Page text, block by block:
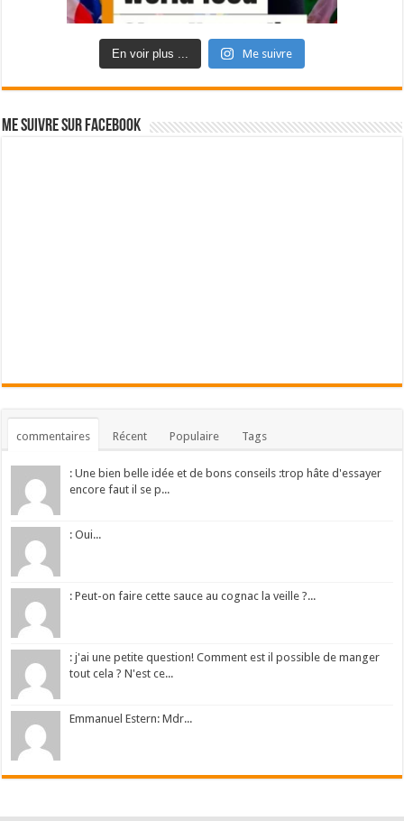
En voir plus ... Me suivre
Me suivre sur Facebook
commentaires Récent Populaire Tags
: Une bien belle idée et de bons conseils :trop hâte d'essayer
encore faut il se p...
: Oui...
: Peut-on faire cette sauce au cognac la veille ?...
: j'ai une petite question! Comment est il possible de manger
tout cela ? N'est ce...
Emmanuel Estern: Mdr...